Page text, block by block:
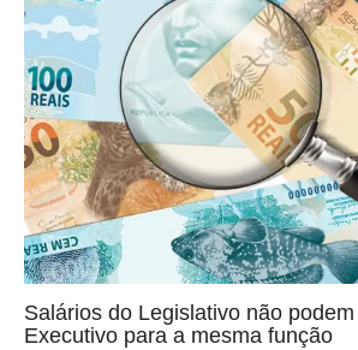
Salários do Legislativo não
Executivo para a mesma função